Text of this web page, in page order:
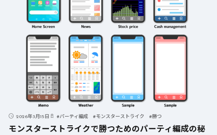
2026年3月15日 #パーティ編成 #モンスターストライク #勝つ
モンスターストライクで勝つためのパーティ編成の秘